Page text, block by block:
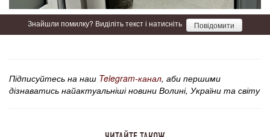
Знайшли помилку? Виділіть текст і натисніть Повідомити
Підписуйтесь на наш Telegram-канал, аби першими
дізнаватись найактуальніші новини Волині, України та світу